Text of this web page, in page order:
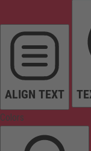
ALIGN TEXT
Colors